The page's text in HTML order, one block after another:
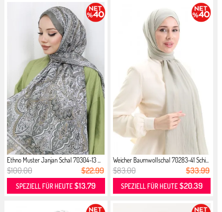
Ethno Muster Janjan Schal 70304-13 ...
$100.00 $22.99
SPEZIELL FÜR HEUTE$13.79
Weicher Baumwollschal 70283-41 Schi...
$83.00 $33.99
SPEZIELL FÜR HEUTE$20.39